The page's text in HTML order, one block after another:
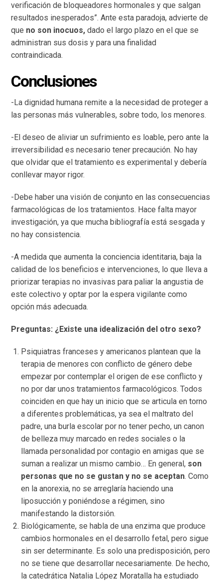
verificación de bloqueadores hormonales y que salgan
resultados inesperados”. Ante esta paradoja, advierte de
que no son inocuos, dado el largo plazo en el que se
administran sus dosis y para una finalidad
contraindicada.
Conclusiones
-La dignidad humana remite a la necesidad de proteger a
las personas más vulnerables, sobre todo, los menores.
-El deseo de aliviar un sufrimiento es loable, pero ante la
irreversibilidad es necesario tener precaución. No hay
que olvidar que el tratamiento es experimental y debería
conllevar mayor rigor.
-Debe haber una visión de conjunto en las consecuencias
farmacológicas de los tratamientos. Hace falta mayor
investigación, ya que mucha bibliografía está sesgada y
no hay consistencia.
-A medida que aumenta la conciencia identitaria, baja la
calidad de los beneficios e intervenciones, lo que lleva a
priorizar terapias no invasivas para paliar la angustia de
este colectivo y optar por la espera vigilante como
opción más adecuada.
Preguntas: ¿Existe una idealización del otro sexo?
Psiquiatras franceses y americanos plantean que la
terapia de menores con conflicto de género debe
empezar por contemplar el origen de ese conflicto y
no por dar unos tratamientos farmacológicos. Todos
coinciden en que hay un inicio que se articula en torno
a diferentes problemáticas, ya sea el maltrato del
padre, una burla escolar por no tener pecho, un canon
de belleza muy marcado en redes sociales o la
llamada personalidad por contagio en amigas que se
suman a realizar un mismo cambio… En general, son
personas que no se gustan y no se aceptan. Como
en la anorexia, no se arreglaría haciendo una
liposucción y poniéndose a régimen, sino
manifestando la distorsión.
Biológicamente, se habla de una enzima que produce
cambios hormonales en el desarrollo fetal, pero sigue
sin ser determinante. Es solo una predisposición, pero
no se tiene que desarrollar necesariamente. De hecho,
la catedrática Natalia López Moratalla ha estudiado